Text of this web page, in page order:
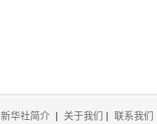
新华社简介 | 关于我们 | 联系我们